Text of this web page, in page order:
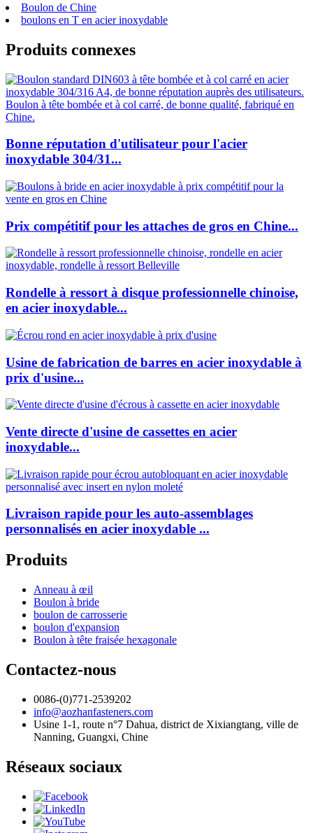
Boulon de Chine
boulons en T en acier inoxydable
Produits connexes
Bonne réputation d'utilisateur pour l'acier
inoxydable 304/31...
Prix compétitif pour les attaches de gros en Chine...
Rondelle à ressort à disque professionnelle chinoise,
en acier inoxydable...
Usine de fabrication de barres en acier inoxydable à
prix d'usine...
Vente directe d'usine de cassettes en acier
inoxydable...
Livraison rapide pour les auto-assemblages
personnalisés en acier inoxydable ...
Produits
Anneau à œil
Boulon à bride
boulon de carrosserie
boulon d'expansion
Boulon à tête fraisée hexagonale
Contactez-nous
0086-(0)771-2539202
info@aozhanfasteners.com
Usine 1-1, route n°7 Dahua, district de Xixiangtang, ville de
Nanning, Guangxi, Chine
Réseaux sociaux